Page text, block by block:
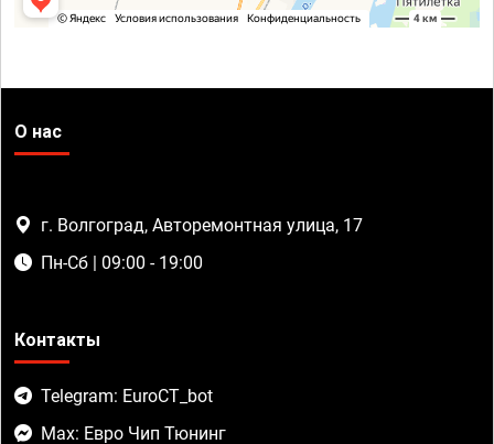
О нас
г. Волгоград, Авторемонтная улица, 17
Пн-Сб | 09:00 - 19:00
Контакты
Telegram: EuroCT_bot
Max: Евро Чип Тюнинг